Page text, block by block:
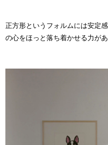
正方形というフォルムには安定
の心をほっと落ち着かせる力があ